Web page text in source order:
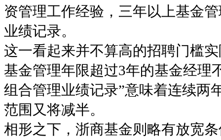
资管理工作经验，三年以上基金
业绩记录。
这一看起来并不算高的招聘门槛
基金管理年限超过3年的基金经理
组合管理业绩记录”意味着连续两
范围又将减半。
相形之下，浙商基金则略有放宽